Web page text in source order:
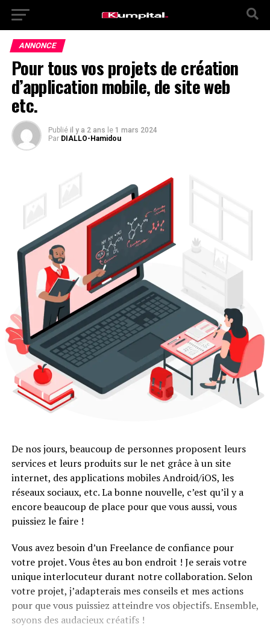
ANNONCE
Pour tous vos projets de création
d’application mobile, de site web
etc.
Publié il y a 2 ans le 1 mars 2024
Par DIALLO-Hamidou
De nos jours, beaucoup de personnes proposent leurs
services et leurs produits sur le net grâce à un site
internet, des applications mobiles Android/iOS, les
réseaux sociaux, etc. La bonne nouvelle, c’est qu’il y a
encore beaucoup de place pour que vous aussi, vous
puissiez le faire !
Vous avez besoin d’un Freelance de confiance pour
votre projet. Vous êtes au bon endroit ! Je serais votre
unique interlocuteur durant notre collaboration. Selon
votre projet, j’adapterais mes conseils et mes actions
pour que vous puissiez atteindre vos objectifs. Ensemble,
soyons des audacieux créatifs !